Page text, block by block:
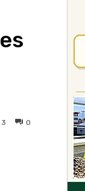
0
3